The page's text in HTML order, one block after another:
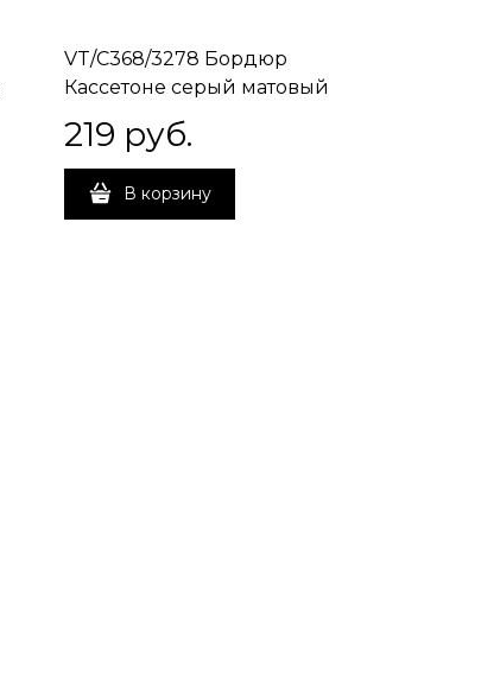
VT/C368/3278 Бордюр
Кассетоне серый матовый
30,2x3,5x7,8
219 руб.
В корзину